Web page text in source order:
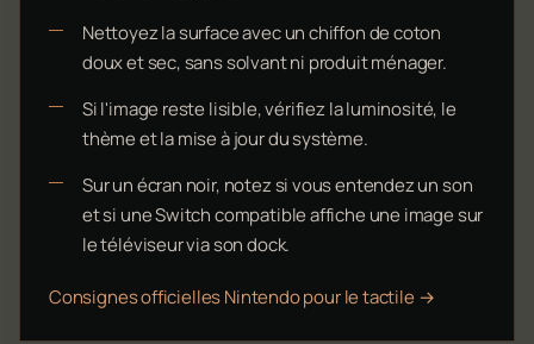
Nettoyez la surface avec un chiffon de coton
doux et sec, sans solvant ni produit ménager.
Si l'image reste lisible, vérifiez la luminosité, le
thème et la mise à jour du système.
Sur un écran noir, notez si vous entendez un son
et si une Switch compatible affiche une image sur
le téléviseur via son dock.
Consignes officielles Nintendo pour le tactile →